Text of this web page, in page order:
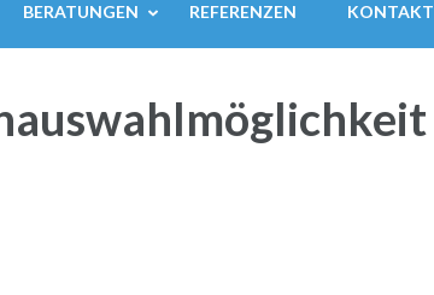
BERATUNGEN REFERENZEN KONTAKT